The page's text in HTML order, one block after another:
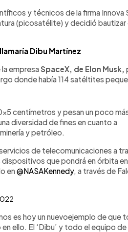
y técnicos de la firma Innova
(picosatélite) y decidió bautizar
Dibu Martínez
empresa SpaceX, de Elon Musk,
donde había 114 satéltites
centímetros y pesan un poco
diversidad de fines en cuanto a
y petróleo.
de telecomunicaciones a
que pondrá en órbita
en@NASAKennedy, a través de
es hoy un nuevoejemplo de que
ello. El ‘Dibu’ y todo el equipo de